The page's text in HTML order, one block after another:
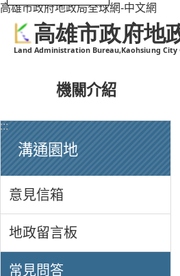
高雄市政府地政局全球網-中文網
機關介紹
:::
溝通園地
意見信箱
地政留言板
常見問答